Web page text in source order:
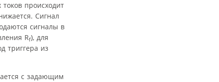
происходит
Сигнал
сигналы в
Rf), для
триггера из
с задающим